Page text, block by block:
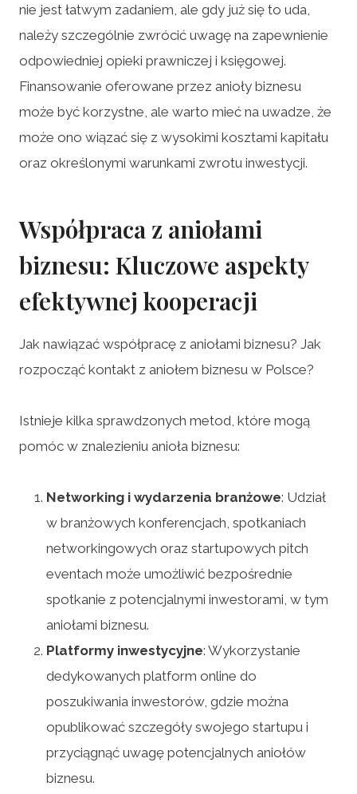
nie jest łatwym zadaniem, ale gdy już się to uda,
należy szczególnie zwrócić uwagę na zapewnienie
odpowiedniej opieki prawniczej i księgowej.
Finansowanie oferowane przez anioły biznesu
może być korzystne, ale warto mieć na uwadze, że
może ono wiązać się z wysokimi kosztami kapitału
oraz określonymi warunkami zwrotu inwestycji.
Współpraca z aniołami
biznesu: Kluczowe aspekty
efektywnej kooperacji
Jak nawiązać współpracę z aniołami biznesu? Jak
rozpocząć kontakt z aniołem biznesu w Polsce?
Istnieje kilka sprawdzonych metod, które mogą
pomóc w znalezieniu anioła biznesu:
Networking i wydarzenia branżowe: Udział
w branżowych konferencjach, spotkaniach
networkingowych oraz startupowych pitch
eventach może umożliwić bezpośrednie
spotkanie z potencjalnymi inwestorami, w tym
aniołami biznesu.
Platformy inwestycyjne: Wykorzystanie
dedykowanych platform online do
poszukiwania inwestorów, gdzie można
opublikować szczegóły swojego startupu i
przyciągnąć uwagę potencjalnych aniołów
biznesu.